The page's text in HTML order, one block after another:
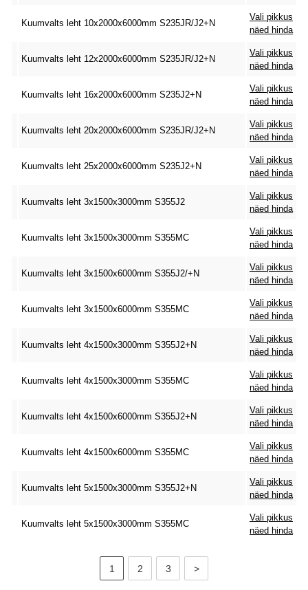
Kuumvalts leht 10x2000x6000mm S235JR/J2+N
Vali pikkus
näed hinda
Kuumvalts leht 12x2000x6000mm S235JR/J2+N
Vali pikkus
näed hinda
Kuumvalts leht 16x2000x6000mm S235J2+N
Vali pikkus
näed hinda
Kuumvalts leht 20x2000x6000mm S235JR/J2+N
Vali pikkus
näed hinda
Kuumvalts leht 25x2000x6000mm S235J2+N
Vali pikkus
näed hinda
Kuumvalts leht 3x1500x3000mm S355J2
Vali pikkus
näed hinda
Kuumvalts leht 3x1500x3000mm S355MC
Vali pikkus
näed hinda
Kuumvalts leht 3x1500x6000mm S355J2/+N
Vali pikkus
näed hinda
Kuumvalts leht 3x1500x6000mm S355MC
Vali pikkus
näed hinda
Kuumvalts leht 4x1500x3000mm S355J2+N
Vali pikkus
näed hinda
Kuumvalts leht 4x1500x3000mm S355MC
Vali pikkus
näed hinda
Kuumvalts leht 4x1500x6000mm S355J2+N
Vali pikkus
näed hinda
Kuumvalts leht 4x1500x6000mm S355MC
Vali pikkus
näed hinda
Kuumvalts leht 5x1500x3000mm S355J2+N
Vali pikkus
näed hinda
Kuumvalts leht 5x1500x3000mm S355MC
Vali pikkus
näed hinda
1 2 3 >